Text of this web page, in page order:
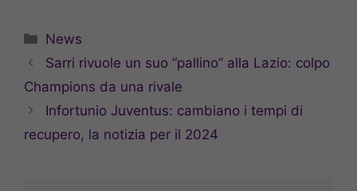
Categorie
News
Sarri rivuole un suo “pallino” alla Lazio: colpo
Champions da una rivale
Infortunio Juventus: cambiano i tempi di
recupero, la notizia per il 2024